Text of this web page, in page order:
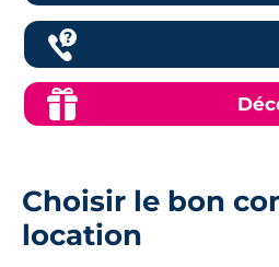
Choisir le bon
location